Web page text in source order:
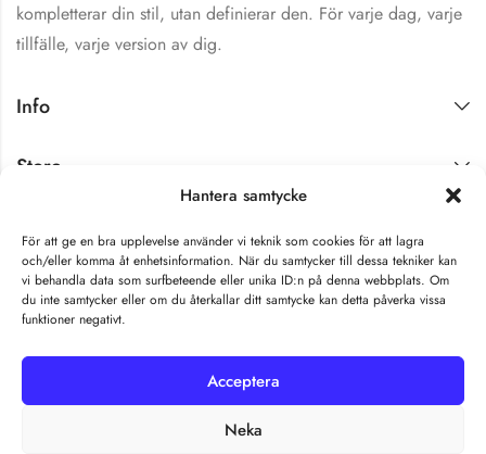
Hantera samtycke
För att ge en bra upplevelse använder vi teknik som cookies för att lagra
och/eller komma åt enhetsinformation. När du samtycker till dessa tekniker kan
vi behandla data som surfbeteende eller unika ID:n på denna webbplats. Om
du inte samtycker eller om du återkallar ditt samtycke kan detta påverka vissa
funktioner negativt.
Acceptera
Neka
kompletterar din stil, utan definierar den. För varje dag, varje
tillfälle, varje version av dig.
Info
Store